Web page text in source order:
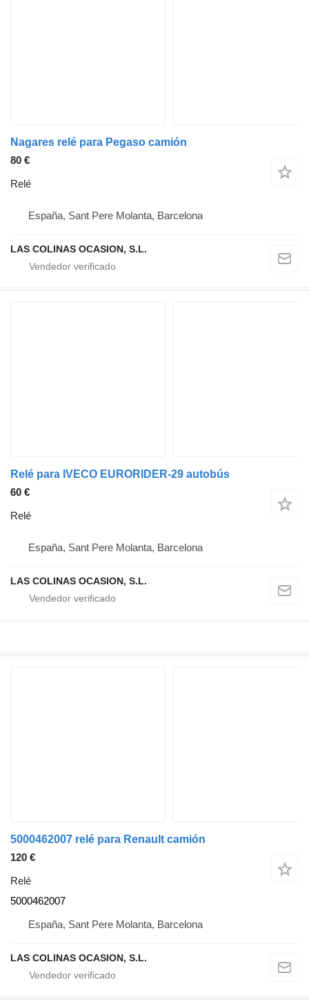
Nagares relé para Pegaso camión
80 €
Relé
España, Sant Pere Molanta, Barcelona
LAS COLINAS OCASION, S.L.
Relé para IVECO EURORIDER-29 autobús
60 €
Relé
España, Sant Pere Molanta, Barcelona
LAS COLINAS OCASION, S.L.
5000462007 relé para Renault camión
120 €
Relé
5000462007
España, Sant Pere Molanta, Barcelona
LAS COLINAS OCASION, S.L.